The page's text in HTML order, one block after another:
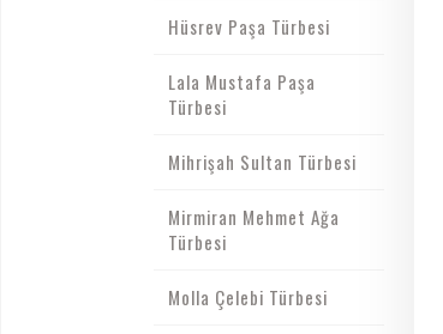
Hüsrev Paşa Türbesi
Lala Mustafa Paşa
Türbesi
Mihrişah Sultan Türbesi
Mirmiran Mehmet Ağa
Türbesi
Molla Çelebi Türbesi